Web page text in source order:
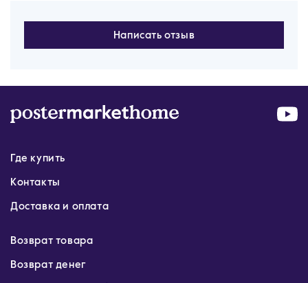
Написать отзыв
Где купить
Контакты
Доставка и оплата
Возврат товара
Возврат денег